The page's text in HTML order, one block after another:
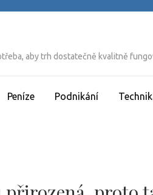
aby trh dostatečně kvalitně
Peníze Podnikání